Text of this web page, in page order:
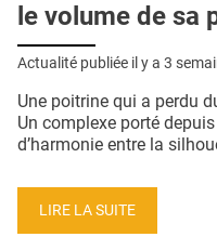
L'APP
PUBLICITÉ
CONDITIONS GÉNÉRALES
le volume de sa
Actualité publiée il y a 3
Une poitrine qui a perdu
Un complexe porté
d’harmonie entre la
LIRE LA SUITE